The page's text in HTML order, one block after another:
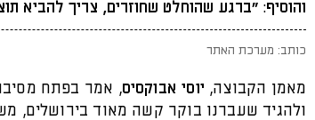
והוסיף: "ברגע שהוחלט שחוזרים, צריך להביא
כותב: מערכת האתר
מאמן הקבוצה, יוסי אבוקסיס, אמר בפתח
ולהגיד שעברנו בוקר קשה מאוד בירושלים,